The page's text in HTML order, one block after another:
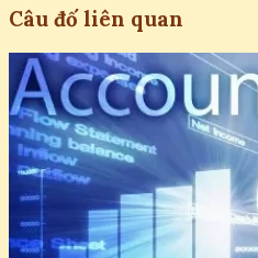
Câu đố liên quan